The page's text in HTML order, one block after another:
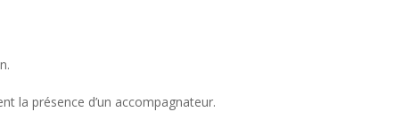
la présence d’un accompagnateur.